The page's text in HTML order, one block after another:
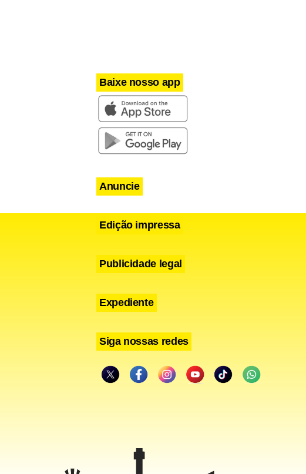
Baixe nosso app
Anuncie
Edição impressa
Publicidade legal
Expediente
Siga nossas redes